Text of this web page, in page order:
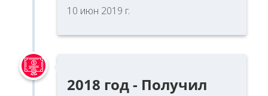
10 июн 2019 г.
2018 год - Получил